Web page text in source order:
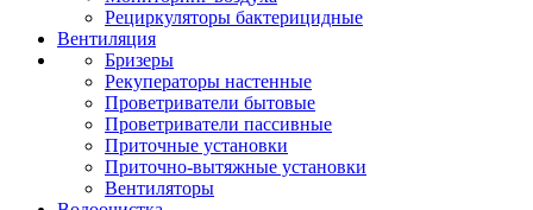
Рециркуляторы бактерицидные
Вентиляция
Бризеры
Рекуператоры настенные
Проветриватели бытовые
Проветриватели пассивные
Приточные установки
Приточно-вытяжные установки
Вентиляторы